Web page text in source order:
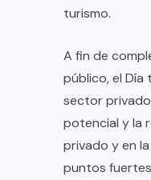
turismo.
A fin de
público, el
sector
potencial y la
privado y en
puntos